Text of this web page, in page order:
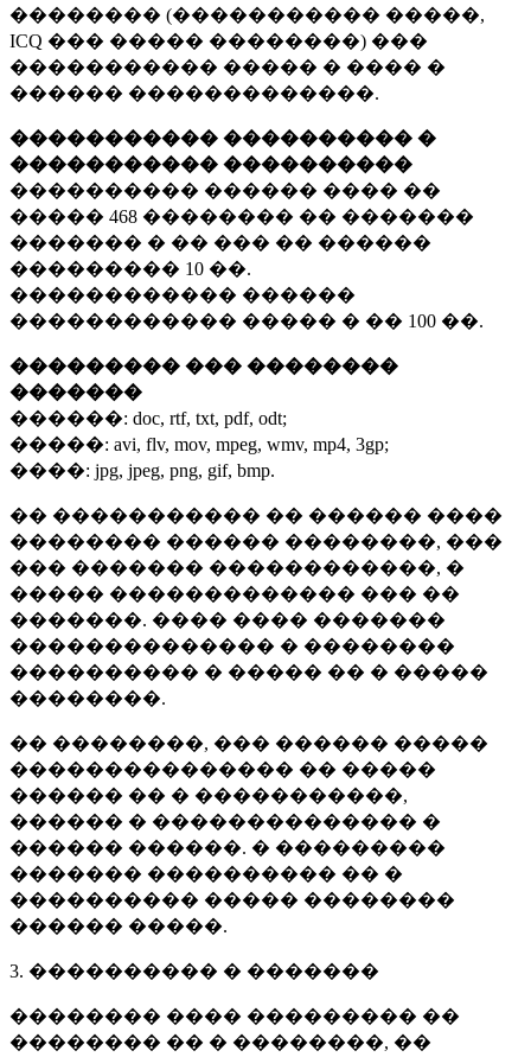
�������� (����������� �����,
ICQ ��� ����� ��������) ���
����������� ����� � ���� �
������ �������������.
����������� ���������� �
����������� ����������
���������� ������ ���� ��
����� 468 �������� �� �������
������� � �� ��� �� ������
��������� 10 ��.
������������ ������
������������ ����� � �� 100 ��.
��������� ��� ��������
�������
������: doc, rtf, txt, pdf, odt;
�����: avi, flv, mov, mpeg, wmv, mp4, 3gp;
����: jpg, jpeg, png, gif, bmp.
�� ����������� �� ������ ����
�������� ������ ��������, ���
��� ������� ������������, �
����� ������������� ��� ��
�������. ���� ���� �������
�������������� � ��������
���������� � ����� �� � �����
��������.
�� ��������, ��� ������ �����
��������������� �� �����
������ �� � �����������,
������ � �������������� �
������ ������. � ���������
������� ���������� �� �
���������� ����� ��������
������ �����.
3. ���������� � �������
�������� ���� ��������� ��
�������� �� � ��������, ��